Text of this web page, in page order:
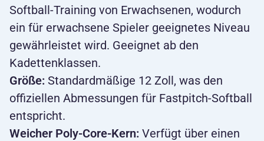
Softball-Training von Erwachsenen, wodurch
ein für erwachsene Spieler geeignetes Niveau
gewährleistet wird. Geeignet ab den
Kadettenklassen.
Größe: Standardmäßige 12 Zoll, was den
offiziellen Abmessungen für Fastpitch-Softball
entspricht.
Weicher Poly-Core-Kern: Verfügt über einen